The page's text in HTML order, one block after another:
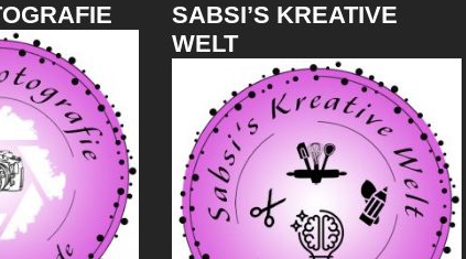
SABSI’S KREATIVE
WELT